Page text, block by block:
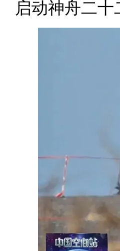
启动神舟二